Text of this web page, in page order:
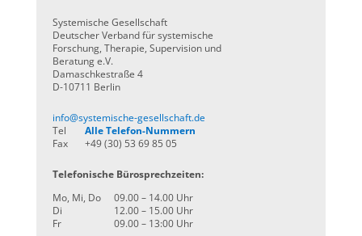
Systemische Gesellschaft
Deutscher Verband für systemische
Forschung, Therapie, Supervision und
Beratung e.V.
Damaschkestraße 4
D-10711 Berlin
info@systemische-gesellschaft.de
Tel
Alle Telefon-Nummern
Fax
+49 (30) 53 69 85 05
Telefonische Bürosprechzeiten:
Mo, Mi, Do
09.00 – 14.00 Uhr
Di
12.00 – 15.00 Uhr
Fr
09.00 – 13:00 Uhr